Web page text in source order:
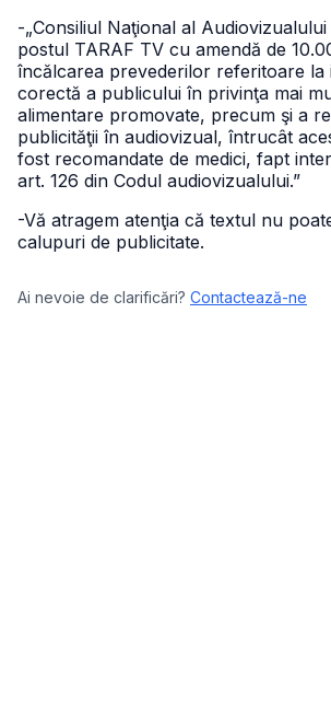
-„Consiliul Naţional al
postul TARAF TV cu amendă de
încălcarea prevederilor referitoare la
corectă a publicului în privinţa mai
alimentare promovate, precum şi a
publicităţii în audiovizual, întrucât
fost recomandate de medici, fapt
art. 126 din Codul audiovizualului.”
-Vă atragem atenţia că textul nu
calupuri de publicitate.
Ai nevoie de clarificări? Contactează-ne